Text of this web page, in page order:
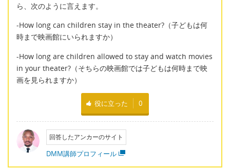
ら、次のように言えます。
-How long can children stay in the theater?（子どもは何
時まで映画館にいられますか）
-How long are children allowed to stay and watch movies
in your theater?（そちらの映画館では子どもは何時まで映
画を見られますか）
役に立った 0
回答したアンカーのサイト
DMM講師プロフィール